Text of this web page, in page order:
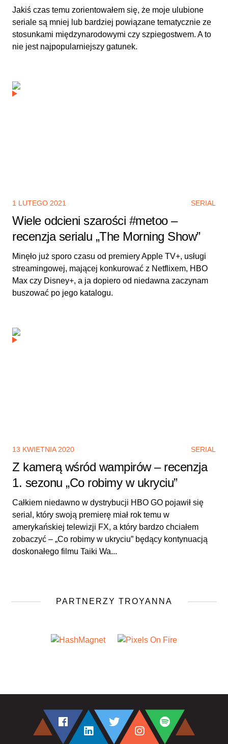
Jakiś czas temu zorientowałem się, że moje ulubione
seriale są mniej lub bardziej powiązane tematycznie ze
stosunkami międzynarodowymi czy szpiegostwem. A to
nie jest najpopularniejszy gatunek.
1 LUTEGO 2021 SERIAL
Wiele odcieni szarości #metoo –
recenzja serialu „The Morning Show”
Minęło już sporo czasu od premiery Apple TV+, usługi
streamingowej, mającej konkurować z Netflixem, HBO
Max czy Disney+, a ja dopiero od niedawna zaczynam
buszować po jego katalogu.
13 KWIETNIA 2020 SERIAL
Z kamerą wśród wampirów – recenzja
1. sezonu „Co robimy w ukryciu”
Całkiem niedawno w dystrybucji HBO GO pojawił się
serial, który swoją premierę miał rok temu w
amerykańskiej telewizji FX, a który bardzo chciałem
zobaczyć – „Co robimy w ukryciu” będący kontynuacją
doskonałego filmu Taiki Wa...
PARTNERZY TROYANNA